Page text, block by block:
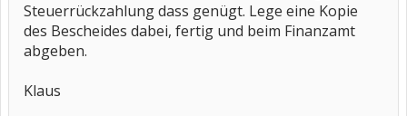
Steuerrückzahlung dass genügt. Lege eine Kopie
des Bescheides dabei, fertig und beim Finanzamt
abgeben.
Klaus